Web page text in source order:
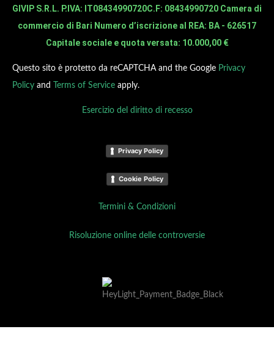
GIVIP S.R.L. P.IVA: IT08434990720C.F: 08434990720 Camera di
commercio di Bari Numero d’iscrizione al REA: BA - 626517
Capitale sociale e quota versata: 10.000,00 €
Questo sito è protetto da reCAPTCHA and the Google Privacy
Policy and Terms of Service apply.
Esercizio del diritto di recesso
Privacy Policy
Cookie Policy
Termini & Condizioni
Risoluzione online delle controversie